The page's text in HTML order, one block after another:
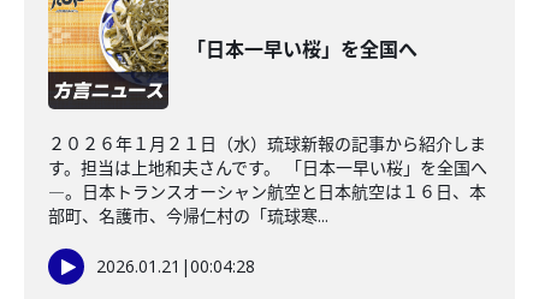
「日本一早い桜」を全国へ
２０２６年１月２１日（水）琉球新報の記事から紹介しま
す。担当は上地和夫さんです。 「日本一早い桜」を全国へ
―。日本トランスオーシャン航空と日本航空は１６日、本
部町、名護市、今帰仁村の「琉球寒...
2026.01.21 |00:04:28